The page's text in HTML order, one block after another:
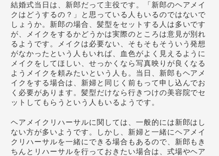
結婚式当日は、新郎だって主役です。「新郎のヘアメイ
クはどうするの？」と思っている人もいるのではないで
しょうか。新郎の場合、髪型をセットする人は多いです
が、メイクをするかどうかは実際のところは意見が別れ
るようです。メイクは必要ない、そもそもそういう発想
がなかったという人もいれば、血色がよく見えるように
メイクをしてほしい、せっかくなら写真映りが良くなる
ようメイクを頼みたいという人も。当日、新郎もヘアメ
イクをする場合は、新婦と同じく前もって申し込んでお
く必要があります。髪型だけなら行きつけの美容院でセ
ットしてもらうという人もいるようです。
ヘアメイクリハーサルに関しては、一般的には新郎はし
ない方が多いようです。しかし、新婦と一緒にヘアメイ
クリハーサルを一緒にできる場合もあるので、新郎もき
ちんとリハーサルを行っておきたい場合は、式場やヘア